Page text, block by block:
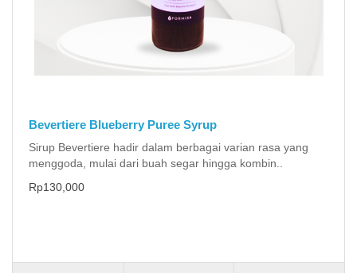
Bevertiere Blueberry Puree Syrup
Sirup Bevertiere hadir dalam berbagai varian rasa yang
menggoda, mulai dari buah segar hingga kombin..
Rp130,000